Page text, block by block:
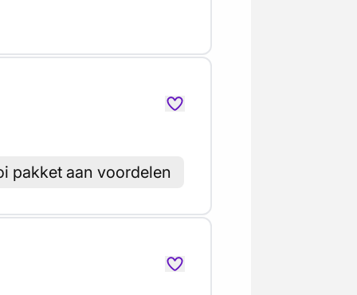
pakket aan voordelen